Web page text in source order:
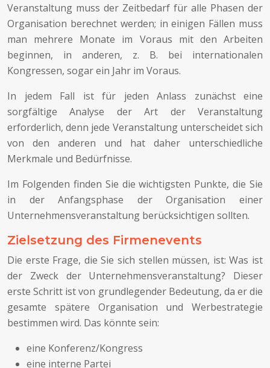
Veranstaltung muss der Zeitbedarf für alle Phasen der
Organisation berechnet werden; in einigen Fällen muss
man mehrere Monate im Voraus mit den Arbeiten
beginnen, in anderen, z. B. bei internationalen
Kongressen, sogar ein Jahr im Voraus.
In jedem Fall ist für jeden Anlass zunächst eine
sorgfältige Analyse der Art der Veranstaltung
erforderlich, denn jede Veranstaltung unterscheidet sich
von den anderen und hat daher unterschiedliche
Merkmale und Bedürfnisse.
Im Folgenden finden Sie die wichtigsten Punkte, die Sie
in der Anfangsphase der Organisation einer
Unternehmensveranstaltung berücksichtigen sollten.
Zielsetzung des Firmenevents
Die erste Frage, die Sie sich stellen müssen, ist: Was ist
der Zweck der Unternehmensveranstaltung? Dieser
erste Schritt ist von grundlegender Bedeutung, da er die
gesamte spätere Organisation und Werbestrategie
bestimmen wird. Das könnte sein:
eine Konferenz/Kongress
eine interne Partei